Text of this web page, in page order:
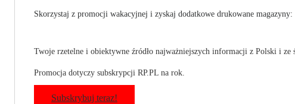
Skorzystaj z promocji wakacyjnej i zyskaj dodatkowe drukowane
Twoje rzetelne i obiektywne źródło najważniejszych informacji z Polski i ze
Promocja dotyczy subskrypcji RP.PL na rok.
Subskrybuj teraz!